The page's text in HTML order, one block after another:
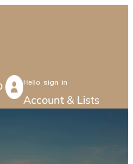
Hello sign in
Account & Lists